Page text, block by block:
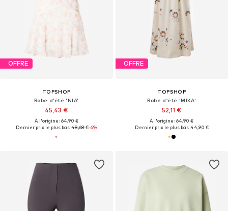
OFFRE
TOPSHOP
Robe d’été 'NIA'
45,43 €
À l'origine : 64,90 €
Dernier prix le plus bas :48,68 €-6%
OFFRE
TOPSHOP
Robe d’été 'MIKA'
52,11 €
À l'origine : 64,90 €
Dernier prix le plus bas :44,90 €